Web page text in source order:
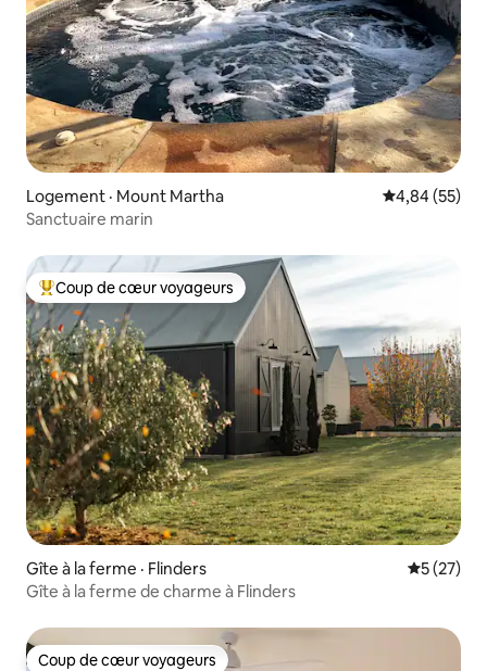
Logement · Mount Martha Note
4,84 (55)
Sanctuaire marin
Coup de cœur voyageurs parmi les plus aimés
Coup de cœur voyageurs
Gîte à la ferme · Flinders Note
5 (27)
Gîte à la ferme de charme à Flinders
Coup de cœur voyageurs